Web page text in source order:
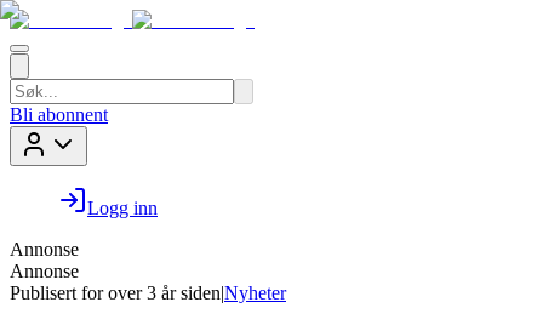
Bli abonnent
Logg inn
Annonse
Annonse
Publisert for over 3 år siden|Nyheter